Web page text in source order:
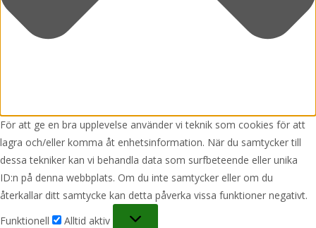
För att ge en bra upplevelse använder vi teknik som cookies för att
lagra och/eller komma åt enhetsinformation. När du samtycker till
dessa tekniker kan vi behandla data som surfbeteende eller unika
ID:n på denna webbplats. Om du inte samtycker eller om du
återkallar ditt samtycke kan detta påverka vissa funktioner negativt.
Funktionell
Alltid aktiv